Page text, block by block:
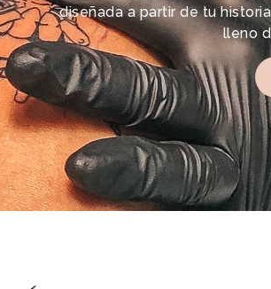
diseñada a partir de tu
lleno